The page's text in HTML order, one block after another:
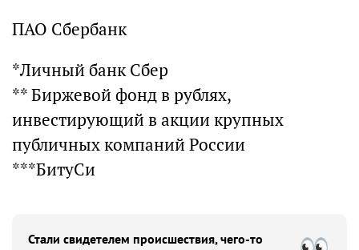
ПАО Сбербанк
*Личный банк Сбер
** Биржевой фонд в рублях,
инвестирующий в акции крупных
публичных компаний России
***БитуСи
Стали свидетелем происшествия, чего-то